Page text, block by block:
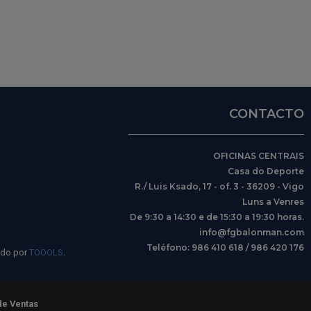
por TOOOLS.
CONTACTO
OFICINAS CENTRAIS
Casa do Deporte
R./ Luis Ksado, 17 - of. 3 - 36209 - Vigo
Luns a Venres
De 9:30 a 14:30 e de 15:30 a 19:30 horas.
info@fgbalonman.com
Teléfono: 986 410 618 / 986 420 176
Ventas